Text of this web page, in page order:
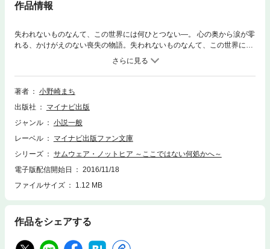
作品情報
失われないものなんて、この世界には何ひとつない―。 心の奥から涙が零
れる、かけがえのない喪失の物語。失われないものなんて、この世界には
何ひとつない―。美術教師・栄一郎は自身の個展にひとつだけ自身のでは
ない絵を持ち込んでいた。『ここではない何処かへ（サムウェア・ノット
ヒア）』というそれは、圧倒的な存在感を放ち、見る者に痛烈に何かを問
いかけてくる―。高校時代、栄一郎は幼馴染みの零子と美術同好会に所属
きっかけに心を壊していき…。読めば３回涙する、心の奥から涙が零れ
る、かけがえのない喪失の物語。
著者
小野崎まち
出版社
マイナビ出版
ジャンル
小説一般
レーベル
マイナビ出版ファン文庫
シリーズ
サムウェア・ノットヒア ～ここではない何処かへ～
電子版配信開始日
2016/11/18
ファイルサイズ
1.12 MB
作品をシェアする